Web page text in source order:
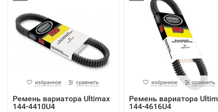
избранное сравнить
Ремень вариатора Ultimax
144-4410U4
избранное сравнить
Ремень вариатора
144-4616U4